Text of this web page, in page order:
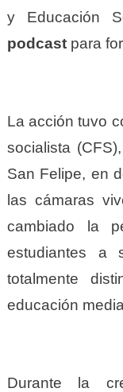
y Educación
podcastpara
La acción tuvo
socialista
San Felipe, en
las cámaras
cambiado la
estudiantes a
totalmente
educación
Durante la